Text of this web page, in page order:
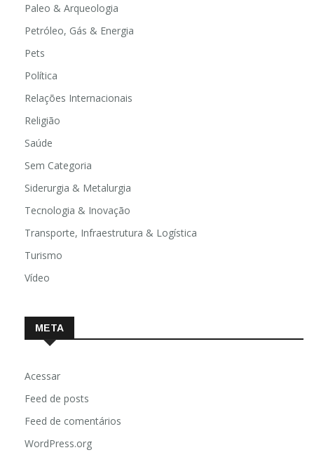
Paleo & Arqueologia
Petróleo, Gás & Energia
Pets
Política
Relações Internacionais
Religião
Saúde
Sem Categoria
Siderurgia & Metalurgia
Tecnologia & Inovação
Transporte, Infraestrutura & Logística
Turismo
Vídeo
META
Acessar
Feed de posts
Feed de comentários
WordPress.org